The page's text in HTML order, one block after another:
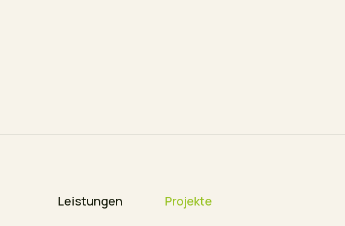
Leistungen
Projekte